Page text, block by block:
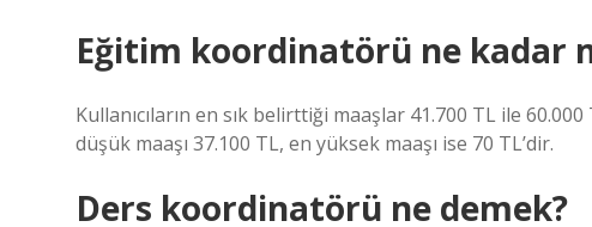
Eğitim koordinatörü ne kadar
Kullanıcıların en sık belirttiği maaşlar 41.700 TL ile
düşük maaşı 37.100 TL, en yüksek maaşı ise 70 TL’dir.
Ders koordinatörü ne demek?